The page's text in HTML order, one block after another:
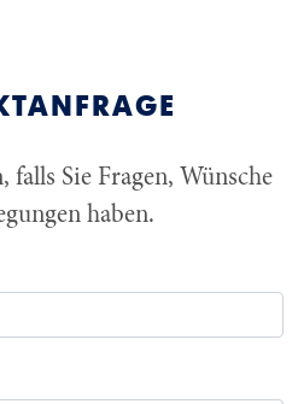
falls Sie Fragen, Wünsche
haben.